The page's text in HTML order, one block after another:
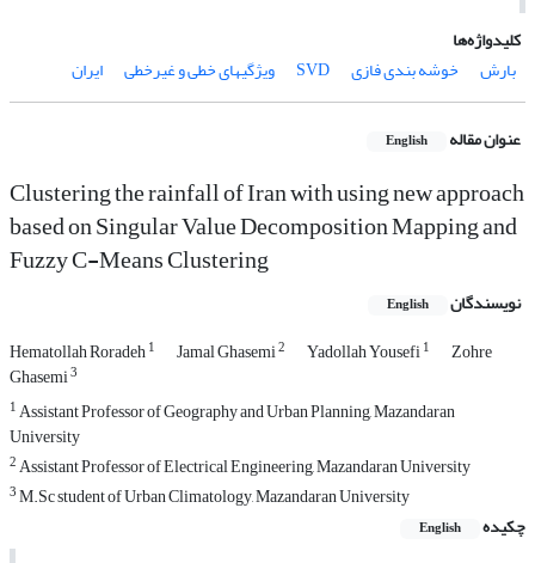
کلیدواژه‌ها
بارش
خوشه بندی فازی SVD ویژگیهای خطی و غیرخطی ایران
عنوان مقاله English
Clustering the rainfall of Iran with using new approach
based on Singular Value Decomposition Mapping and
Fuzzy C-Means Clustering
نویسندگان English
Hematollah Roradeh1 Jamal Ghasemi2 Yadollah Yousefi1 Zohre
Ghasemi3
1Assistant Professor of Geography and Urban Planning, Mazandaran
University
2Assistant Professor of Electrical Engineering, Mazandaran University
3M.Sc student of Urban Climatology, Mazandaran University
چکیده
English